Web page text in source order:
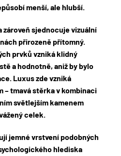
menší, ale hlubší.
zároveň sjednocuje vizuální
přirozeně přítomný.
prvků vzniká klidný
a hodnotně, aniž by bylo
Luxus zde vzniká
– tmavá stěrka v kombinaci
světlejším kamenem
celek.
jemné vrstvení podobných
hlediska